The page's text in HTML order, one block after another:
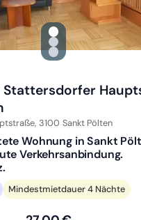
Zu Slide 1 wechseln
Zu Slide 2
Zu Slide 3 wechseln
Stattersdorfer
3100 Sankt Pölten
Wohnung in Sankt
Verkehrsanbindung.
Mindestmietdauer 4 Nächte